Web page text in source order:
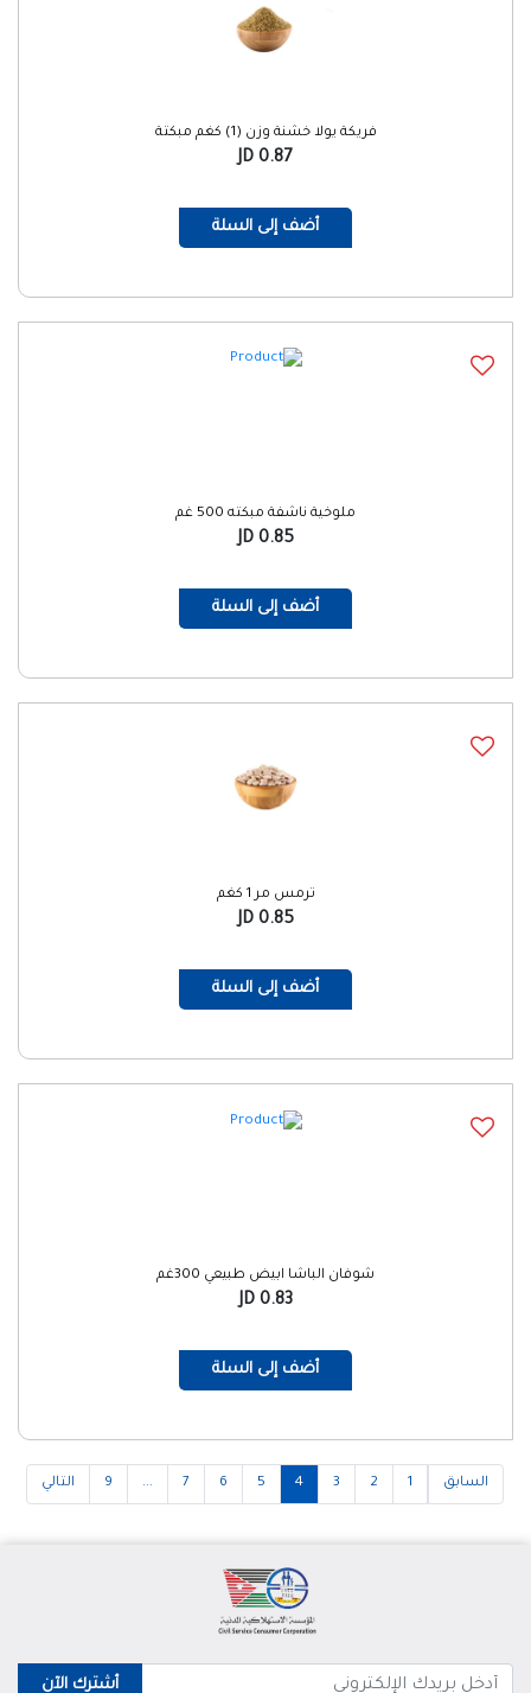
فريكة يولا خشنة وزن (1) كغم مبكتة
0.87 JD
أضف إلى السلة
ملوخية ناشفة مبكته 500 غم
0.85 JD
أضف إلى السلة
ترمس مر 1 كغم
0.85 JD
أضف إلى السلة
شوفان الباشا ابيض طبيعي 300غم
0.83 JD
أضف إلى السلة
السابق 1
2
3
4
5
6
7
...
9 التالي
أشترك الآن